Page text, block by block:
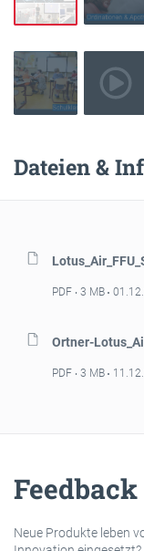
Dateien &
PDF 3 MB
Ortner-
PDF 3 MB
Feedback
Neue Produkte leben